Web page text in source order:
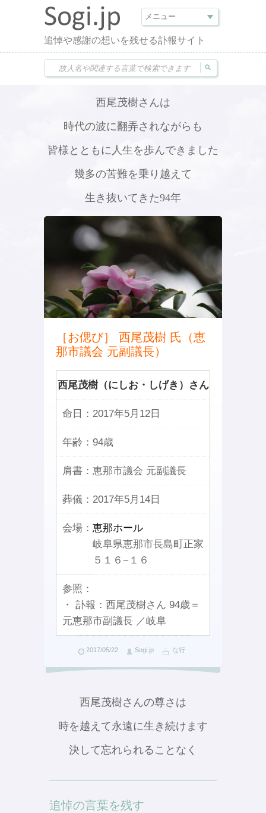
追悼や感謝の想いを残せる訃報サイト
西尾茂樹さんは
時代の波に翻弄されながらも
皆様とともに人生を歩んできました
幾多の苦難を乗り越えて
生き抜いてきた94年
［お偲び］ 西尾茂樹 氏（恵
那市議会 元副議長）
西尾茂樹（にしお・しげき）さん
命日： 2017年5月12日
年齢： 94歳
肩書： 恵那市議会 元副議長
葬儀： 2017年5月14日
会場： 恵那ホール
岐阜県恵那市長島町正家
５１６−１６
参照：
・ 訃報：西尾茂樹さん 94歳＝
元恵那市副議長 ／岐阜
2017/05/22 Sogi.jp な行
西尾茂樹さんの尊さは
時を越えて永遠に生き続けます
決して忘れられることなく
追悼の言葉を残す